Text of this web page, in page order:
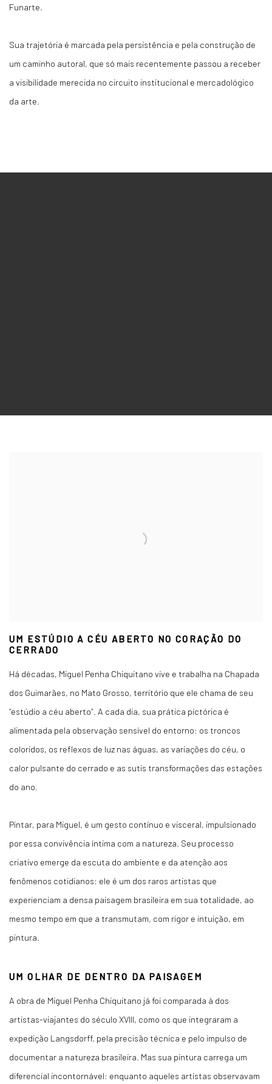
Funarte.
Sua trajetória é marcada pela persistência e pela construção de
um caminho autoral, que só mais recentemente passou a receber
a visibilidade merecida no circuito institucional e mercadológico
da arte.
UM ESTÚDIO A CÉU ABERTO NO CORAÇÃO DO
CERRADO
Há décadas, Miguel Penha Chiquitano vive e trabalha na Chapada
dos Guimarães, no Mato Grosso, território que ele chama de seu
“estúdio a céu aberto”. A cada dia, sua prática pictórica é
alimentada pela observação sensível do entorno: os troncos
coloridos, os reflexos de luz nas águas, as variações do céu, o
calor pulsante do cerrado e as sutis transformações das estações
do ano.
Pintar, para Miguel, é um gesto contínuo e visceral, impulsionado
por essa convivência íntima com a natureza. Seu processo
criativo emerge da escuta do ambiente e da atenção aos
fenômenos cotidianos: ele é um dos raros artistas que
experienciam a densa paisagem brasileira em sua totalidade, ao
mesmo tempo em que a transmutam, com rigor e intuição, em
pintura.
UM OLHAR DE DENTRO DA PAISAGEM
A obra de Miguel Penha Chiquitano já foi comparada à dos
artistas-viajantes do século XVIII, como os que integraram a
expedição Langsdorff, pela precisão técnica e pelo impulso de
documentar a natureza brasileira. Mas sua pintura carrega um
diferencial incontornável: enquanto aqueles artistas observavam